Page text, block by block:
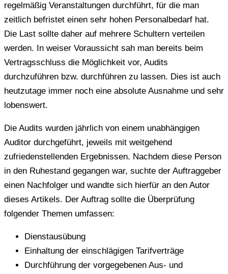
regelmäßig Veranstaltungen durchführt, für die man
zeitlich befristet einen sehr hohen Personalbedarf hat.
Die Last sollte daher auf mehrere Schultern verteilen
werden. In weiser Voraussicht sah man bereits beim
Vertragsschluss die Möglichkeit vor, Audits
durchzuführen bzw. durchführen zu lassen. Dies ist auch
heutzutage immer noch eine absolute Ausnahme und sehr
lobenswert.
Die Audits wurden jährlich von einem unabhängigen
Auditor durchgeführt, jeweils mit weitgehend
zufriedenstellenden Ergebnissen. Nachdem diese Person
in den Ruhestand gegangen war, suchte der Auftraggeber
einen Nachfolger und wandte sich hierfür an den Autor
dieses Artikels. Der Auftrag sollte die Überprüfung
folgender Themen umfassen:
Dienstausübung
Einhaltung der einschlägigen Tarifverträge
Durchführung der vorgegebenen Aus- und